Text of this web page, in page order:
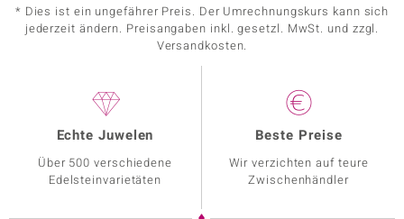
* Dies ist ein ungefährer Preis. Der Umrechnungskurs kann sich
jederzeit ändern. Preisangaben inkl. gesetzl. MwSt. und zzgl.
Versandkosten.
Echte Juwelen
Über 500 verschiedene
Edelsteinvarietäten
Beste Preise
Wir verzichten auf teure
Zwischenhändler